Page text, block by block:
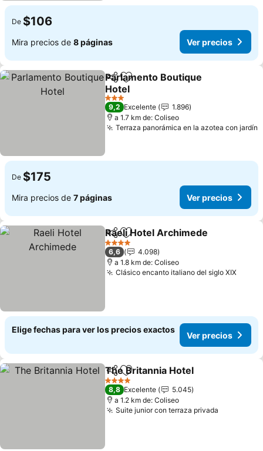
De $106
Mira precios de 8 páginas Ver precios
CompartirAgregar a favoritos
Parlamento Boutique
Hotel
3 Estrellas
9,2 Excelente
1.896
a 1.7 km de: Coliseo
Terraza panorámica en la azotea con jardín
De $175
Mira precios de 7 páginas Ver precios
CompartirAgregar a favoritos
Raeli Hotel Archimede
4 Estrellas
6,6
4.098
a 1.8 km de: Coliseo
Clásico encanto italiano del siglo XIX
Elige fechas para ver los precios exactos
Ver precios
Compartir
Agregar a favoritos
The Britannia Hotel
4 Estrellas
8,8 Excelente
5.045
a 1.2 km de: Coliseo
Suite junior con terraza privada